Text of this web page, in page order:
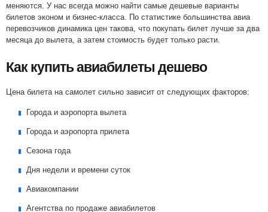
меняются. У нас всегда можно найти самые дешевые варианты
билетов эконом и бизнес-класса. По статистике большинства авиа
перевозчиков динамика цен такова, что покупать билет лучше за два
месяца до вылета, а затем стоимость будет только расти.
Как купить авиабилеты дешево
Цена билета на самолет сильно зависит от следующих факторов:
Города и аэропорта вылета
Города и аэропорта прилета
Сезона года
Дня недели и времени суток
Авиакомпании
Агентства по продаже авиабилетов